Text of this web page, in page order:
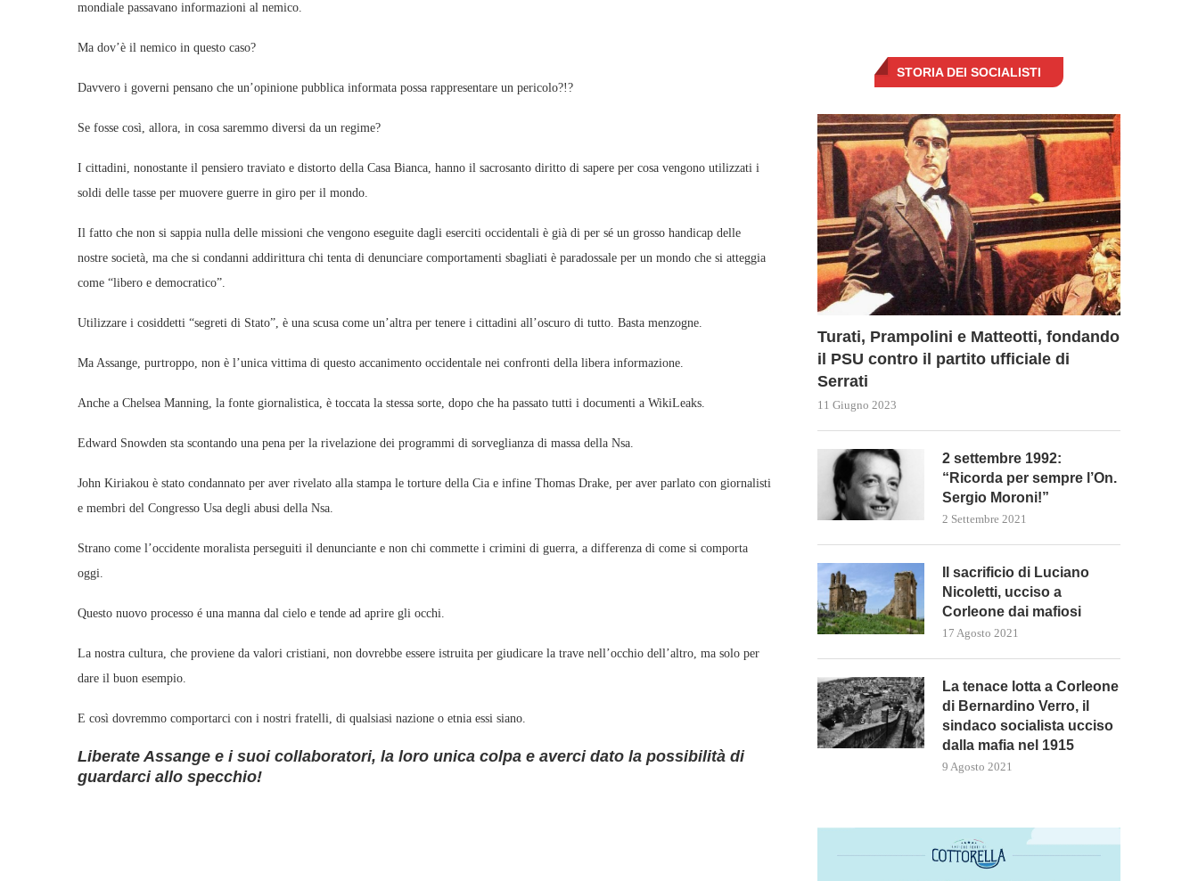
mondiale passavano informazioni al nemico.
Ma dov’è il nemico in questo caso?
Davvero i governi pensano che un’opinione pubblica informata possa rappresentare un pericolo?!?
Se fosse così, allora, in cosa saremmo diversi da un regime?
I cittadini, nonostante il pensiero traviato e distorto della Casa Bianca, hanno il sacrosanto diritto di sapere per cosa vengono utilizzati i
soldi delle tasse per muovere guerre in giro per il mondo.
Il fatto che non si sappia nulla delle missioni che vengono eseguite dagli eserciti occidentali è già di per sé un grosso handicap delle
nostre società, ma che si condanni addirittura chi tenta di denunciare comportamenti sbagliati è paradossale per un mondo che si atteggia
come “libero e democratico”.
Utilizzare i cosiddetti “segreti di Stato”, è una scusa come un’altra per tenere i cittadini all’oscuro di tutto. Basta menzogne.
Ma Assange, purtroppo, non è l’unica vittima di questo accanimento occidentale nei confronti della libera informazione.
Anche a Chelsea Manning, la fonte giornalistica, è toccata la stessa sorte, dopo che ha passato tutti i documenti a WikiLeaks.
Edward Snowden sta scontando una pena per la rivelazione dei programmi di sorveglianza di massa della Nsa.
John Kiriakou è stato condannato per aver rivelato alla stampa le torture della Cia e infine Thomas Drake, per aver parlato con giornalisti
e membri del Congresso Usa degli abusi della Nsa.
Strano come l’occidente moralista perseguiti il denunciante e non chi commette i crimini di guerra, a differenza di come si comporta
oggi.
Questo nuovo processo é una manna dal cielo e tende ad aprire gli occhi.
La nostra cultura, che proviene da valori cristiani, non dovrebbe essere istruita per giudicare la trave nell’occhio dell’altro, ma solo per
dare il buon esempio.
E così dovremmo comportarci con i nostri fratelli, di qualsiasi nazione o etnia essi siano.
Liberate Assange e i suoi collaboratori, la loro unica colpa e averci dato la possibilità di
guardarci allo specchio!
STORIA DEI SOCIALISTI
Turati, Prampolini e Matteotti, fondando
il PSU contro il partito ufficiale di
Serrati
11 Giugno 2023
2 settembre 1992:
“Ricorda per sempre l’On.
Sergio Moroni!”
2 Settembre 2021
Il sacrificio di Luciano
Nicoletti, ucciso a
Corleone dai mafiosi
17 Agosto 2021
La tenace lotta a Corleone
di Bernardino Verro, il
sindaco socialista ucciso
dalla mafia nel 1915
9 Agosto 2021